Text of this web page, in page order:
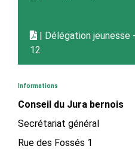
| Délégation
12
Informations
Conseil du Jura bernois
Secrétariat général
Rue des Fossés 1